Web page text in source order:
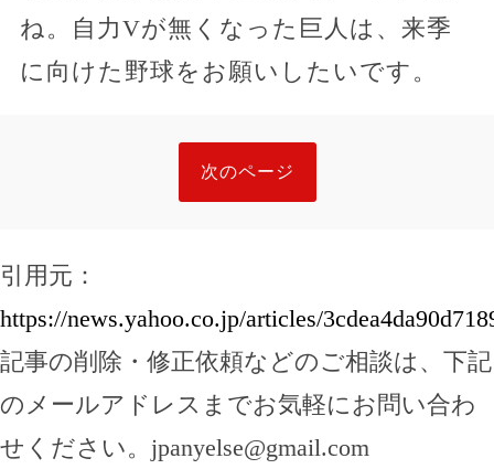
ね。自力Vが無くなった巨人は、来季
に向けた野球をお願いしたいです。
次のページ
引用元：
https://news.yahoo.co.jp/articles/
記事の削除・修正依頼などのご相談は、下記
のメールアドレスまでお気軽にお問い合わ
せください。 jpanyelse@gmail.com